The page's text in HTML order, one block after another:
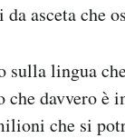
asceta che
sulla lingua
che davvero è
che si